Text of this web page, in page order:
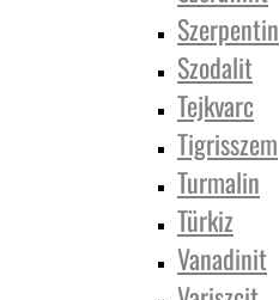
Szerpentin
Szodalit
Tejkvarc
Tigrisszem
Turmalin
Türkiz
Vanadinit